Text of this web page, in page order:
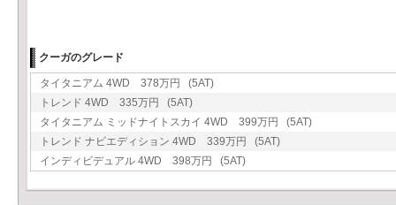
クーガのグレード
タイタニアム 4WD 378万円 (5AT)
トレンド 4WD 335万円 (5AT)
タイタニアム ミッドナイトスカイ 4WD 399万円 (5AT)
トレンド ナビエディション 4WD 339万円 (5AT)
インディビデュアル 4WD 398万円 (5AT)